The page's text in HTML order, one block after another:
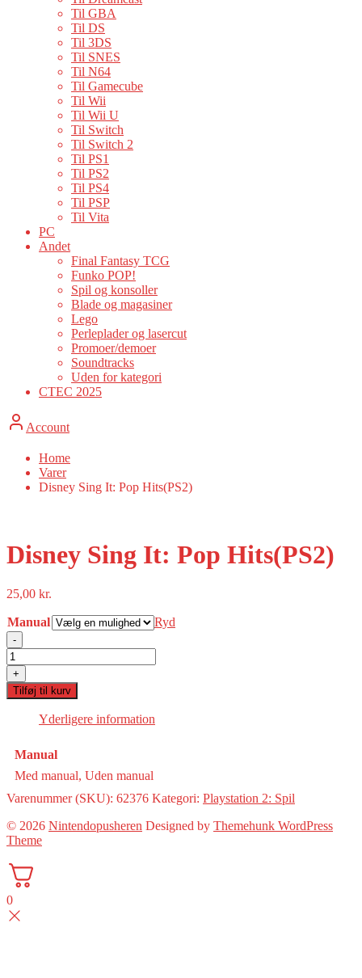
Til GBA
Til DS
Til 3DS
Til SNES
Til N64
Til Gamecube
Til Wii
Til Wii U
Til Switch
Til Switch 2
Til PS1
Til PS2
Til PS4
Til PSP
Til Vita
PC
Andet
Final Fantasy TCG
Funko POP!
Spil og konsoller
Blade og magasiner
Lego
Perleplader og lasercut
Promoer/demoer
Soundtracks
Uden for kategori
CTEC 2025
Account
Home
Varer
Disney Sing It: Pop Hits(PS2)
Disney Sing It: Pop Hits(PS2)
25,00 kr.
Manual Ryd
-
Disney
Sing
It:
Pop
Hits(PS2)
+
Tilføj til kurv
Yderligere information
Manual
Med manual, Uden manual
Varenummer (SKU): 62376 Kategori: Playstation 2: Spil
© 2026 Nintendopusheren Designed by Themehunk WordPress
Theme
0